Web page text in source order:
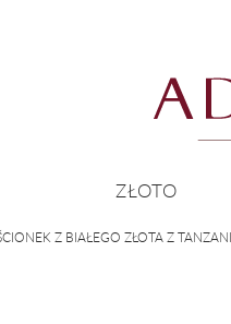
ZŁOTO
Z BIAŁEGO ZŁOTA Z